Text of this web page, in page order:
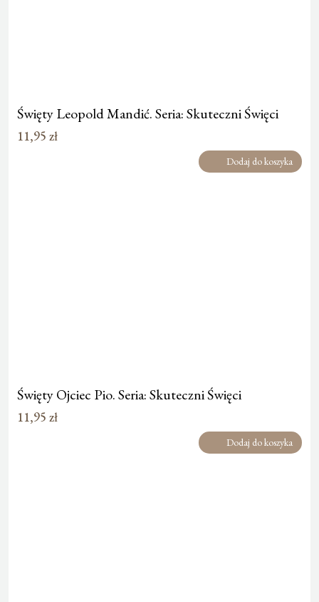
Święty Leopold Mandić. Seria: Skuteczni Święci
11,95 zł
Dodaj do koszyka
Święty Ojciec Pio. Seria: Skuteczni Święci
11,95 zł
Dodaj do koszyka